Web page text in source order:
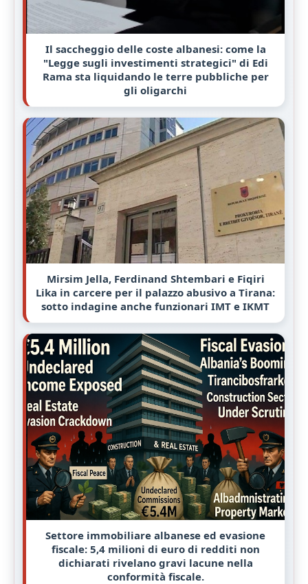
Il saccheggio delle coste albanesi: come la
"Legge sugli investimenti strategici" di Edi
Rama sta liquidando le terre pubbliche per
gli oligarchi
Mirsim Jella, Ferdinand Shtembari e Fiqiri
Lika in carcere per il palazzo abusivo a Tirana:
sotto indagine anche funzionari IMT e IKMT
Settore immobiliare albanese ed evasione
fiscale: 5,4 milioni di euro di redditi non
dichiarati rivelano gravi lacune nella
conformità fiscale.